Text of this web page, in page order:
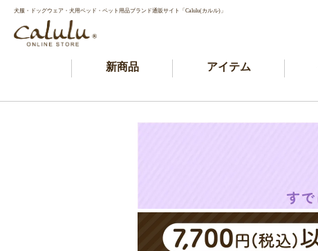
犬服・ドッグウェア・犬用ベッド・ペット用品ブランド通販サイト「Calulu(カルル)」
新商品 アイテム